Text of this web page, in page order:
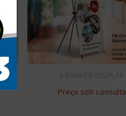
Preço sob consulta